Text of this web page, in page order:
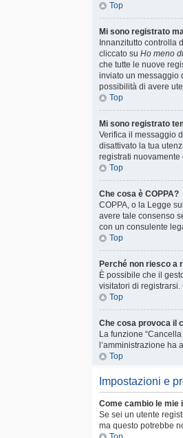
Top
Mi sono registrato
Innanzitutto controlla
cliccato suHo meno
che tutte le nuove
inviato un messaggio
possibilità di avere
Top
Mi sono registrato
Verifica il messaggio
disattivato la tua
registrati
Top
Che cosa è COPPA?
COPPA, o la Legge
avere tale consenso
con un consulente
Top
Perché non riesco a
È possibile che il
visitatori di
Top
Che cosa provoca il
La funzione
l’amministrazione
Top
Impostazioni e
Come cambio le mie
Se sei un utente
ma questo potrebbe